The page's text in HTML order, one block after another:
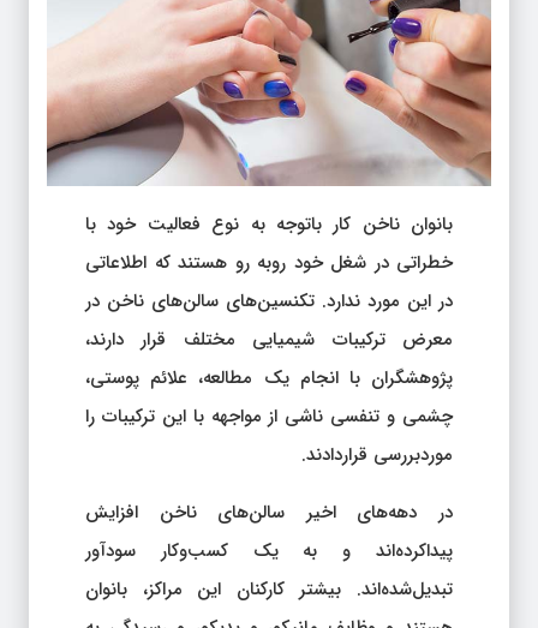
بانوان ناخن‌ کار باتوجه به نوع فعالیت خود با
خطراتی در شغل خود روبه رو هستند که اطلاعاتی
در این مورد ندارد. تکنسین‌های سالن‌های ناخن در
معرض ترکیبات شیمیایی مختلف قرار دارند،
پژوهشگران با انجام یک مطالعه، علائم پوستی،
چشمی و تنفسی ناشی از مواجهه با این ترکیبات را
موردبررسی قراردادند.
در دهه‌های اخیر سالن‌های ناخن افزایش
پیداکرده‌اند و به یک کسب‌وکار سودآور
تبدیل‌شده‌اند. بیشتر کارکنان این مراکز، بانوان